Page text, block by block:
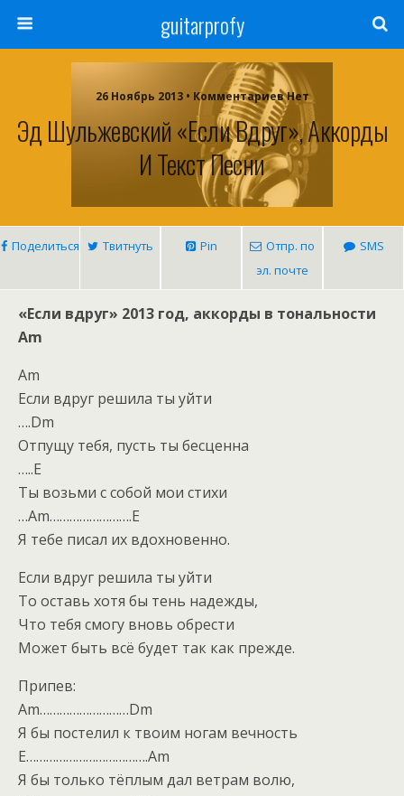
guitarprofy
26 Ноябрь 2013 • Комментариев Нет
Эд Шульжевский «Если Вдруг», Аккорды
И Текст Песни
Поделиться Твитнуть Pin
Отпр. по
эл. почте
SMS
«Если вдруг» 2013 год, аккорды в тональности
Am
Am
Если вдруг решила ты уйти
….Dm
Отпущу тебя, пусть ты бесценна
…..E
Ты возьми с собой мои стихи
…Am…………………….E
Я тебе писал их вдохновенно.
Если вдруг решила ты уйти
То оставь хотя бы тень надежды,
Что тебя смогу вновь обрести
Может быть всё будет так как прежде.
Припев:
Am………………………Dm
Я бы постелил к твоим ногам вечность
E……………………………….Am
Я бы только тёплым дал ветрам волю,